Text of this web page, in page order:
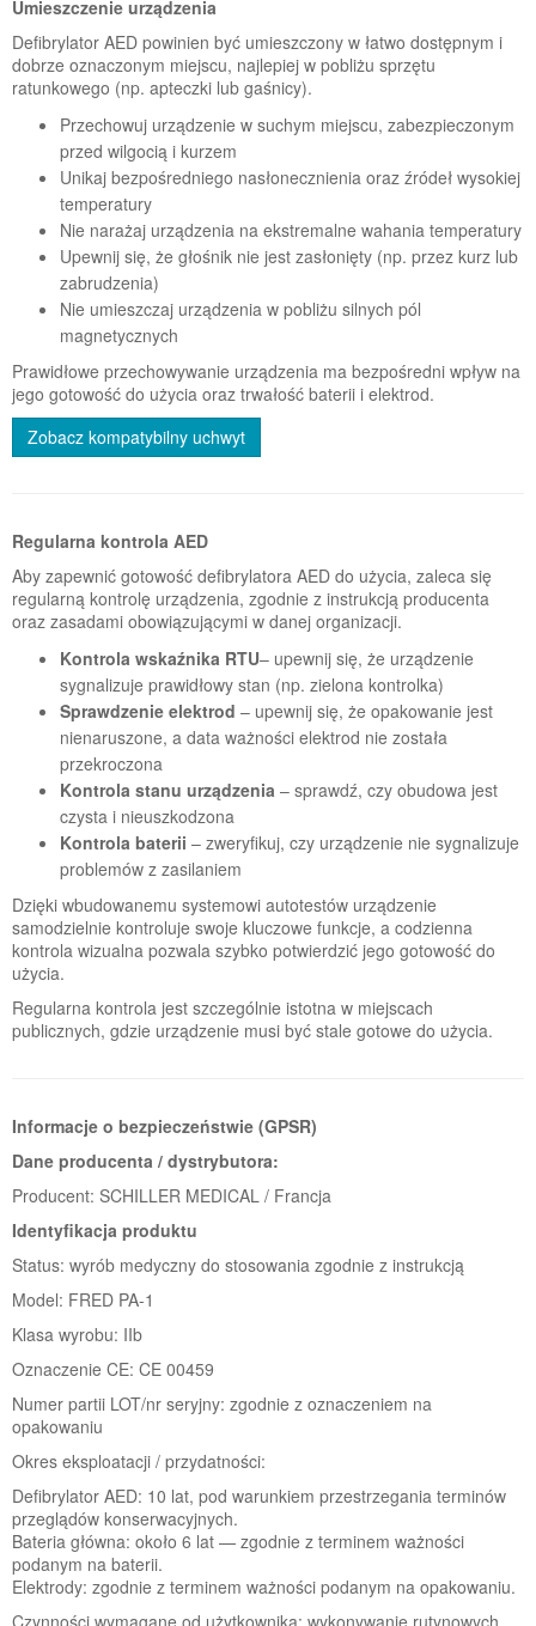
Umieszczenie urządzenia
Defibrylator AED powinien być umieszczony w łatwo dostępnym i
dobrze oznaczonym miejscu, najlepiej w pobliżu sprzętu
ratunkowego (np. apteczki lub gaśnicy).
Przechowuj urządzenie w suchym miejscu, zabezpieczonym
przed wilgocią i kurzem
Unikaj bezpośredniego nasłonecznienia oraz źródeł wysokiej
temperatury
Nie narażaj urządzenia na ekstremalne wahania temperatury
Upewnij się, że głośnik nie jest zasłonięty (np. przez kurz lub
zabrudzenia)
Nie umieszczaj urządzenia w pobliżu silnych pól
magnetycznych
Prawidłowe przechowywanie urządzenia ma bezpośredni wpływ na
jego gotowość do użycia oraz trwałość baterii i elektrod.
Zobacz kompatybilny uchwyt
Regularna kontrola AED
Aby zapewnić gotowość defibrylatora AED do użycia, zaleca się
regularną kontrolę urządzenia, zgodnie z instrukcją producenta
oraz zasadami obowiązującymi w danej organizacji.
Kontrola wskaźnika RTU– upewnij się, że urządzenie
sygnalizuje prawidłowy stan (np. zielona kontrolka)
Sprawdzenie elektrod – upewnij się, że opakowanie jest
nienaruszone, a data ważności elektrod nie została
przekroczona
Kontrola stanu urządzenia – sprawdź, czy obudowa jest
czysta i nieuszkodzona
Kontrola baterii – zweryfikuj, czy urządzenie nie sygnalizuje
problemów z zasilaniem
Dzięki wbudowanemu systemowi autotestów urządzenie
samodzielnie kontroluje swoje kluczowe funkcje, a codzienna
kontrola wizualna pozwala szybko potwierdzić jego gotowość do
użycia.
Regularna kontrola jest szczególnie istotna w miejscach
publicznych, gdzie urządzenie musi być stale gotowe do użycia.
Informacje o bezpieczeństwie (GPSR)
Dane producenta / dystrybutora:
Producent: SCHILLER MEDICAL / Francja
Identyfikacja produktu
Status: wyrób medyczny do stosowania zgodnie z instrukcją
Model: FRED PA-1
Klasa wyrobu: IIb
Oznaczenie CE: CE 00459
Numer partii LOT/nr seryjny: zgodnie z oznaczeniem na
opakowaniu
Okres eksploatacji / przydatności:
Defibrylator AED: 10 lat, pod warunkiem przestrzegania terminów
przeglądów konserwacyjnych.
Bateria główna: około 6 lat — zgodnie z terminem ważności
podanym na baterii.
Elektrody: zgodnie z terminem ważności podanym na opakowaniu.
Czynności wymagane od użytkownika: wykonywanie rutynowych